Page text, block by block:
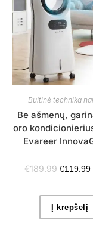
Buitinė technika
Be ašmenų,
oro kondicionierius
Evareer
€189.99 €119.99
Į krepšelį